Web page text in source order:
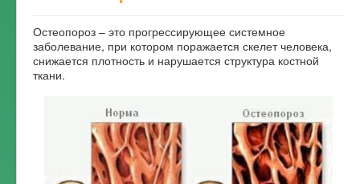
Заболевания
Диагностика
Советы врача
Альтернативная медицина
Остеопороз – это прогрессирующее системное
заболевание, при котором поражается скелет человека,
снижается плотность и нарушается структура костной
ткани.